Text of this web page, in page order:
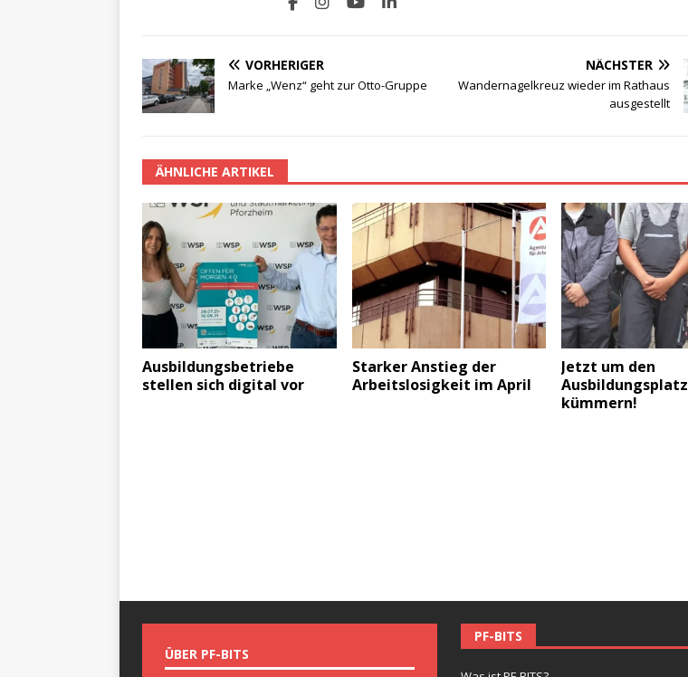
VORHERIGER
Marke „Wenz“ geht zur Otto-Gruppe
NÄCHSTER
Wandernagelkreuz wieder im Rathaus
ausgestellt
ÄHNLICHE ARTIKEL
Ausbildungsbetriebe
stellen sich digital vor
Starker Anstieg der
Arbeitslosigkeit im April
Jetzt um den
Ausbildungsplatz
kümmern!
ÜBER PF-BITS
PF-BITS